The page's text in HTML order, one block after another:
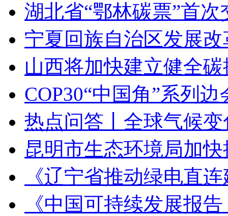
湖北省“鄂林碳票”首
宁夏回族自治区发展
山西将加快建立健全
COP30“中国角”系列
热点问答丨全球气候
昆明市生态环境局加
《辽宁省推动绿电直
《中国可持续发展报